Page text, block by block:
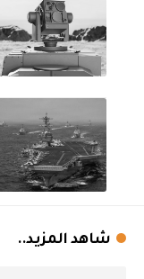
شاهد المزيد..